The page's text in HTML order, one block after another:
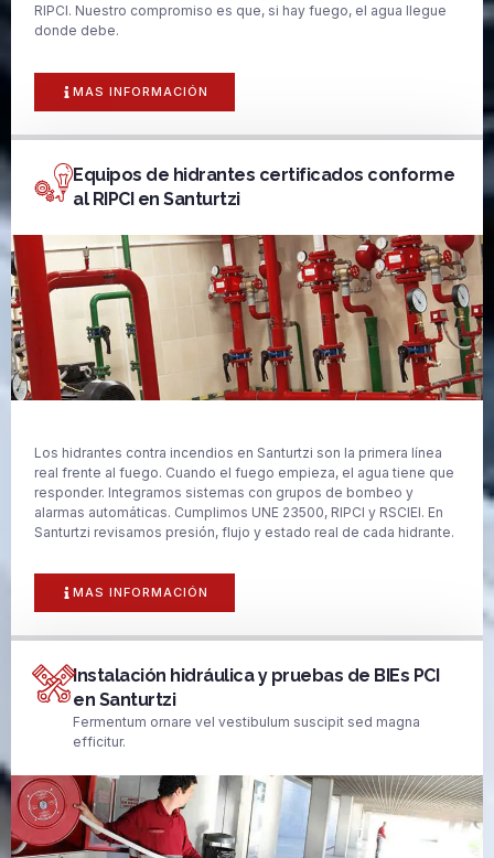
RIPCI. Nuestro compromiso es que, si hay fuego, el agua llegue
donde debe.
MAS INFORMACIÓN
Equipos de hidrantes certificados conforme
al RIPCI en Santurtzi
Los hidrantes contra incendios en Santurtzi son la primera línea
real frente al fuego. Cuando el fuego empieza, el agua tiene que
responder. Integramos sistemas con grupos de bombeo y
alarmas automáticas. Cumplimos UNE 23500, RIPCI y RSCIEI. En
Santurtzi revisamos presión, flujo y estado real de cada hidrante.
MAS INFORMACIÓN
Instalación hidráulica y pruebas de BIEs PCI
en Santurtzi
Fermentum ornare vel vestibulum suscipit sed magna
efficitur.